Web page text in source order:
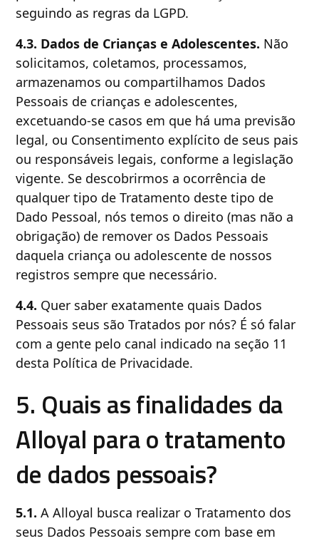
seguindo as regras da LGPD.
4.3. Dados de Crianças e Adolescentes. Não
solicitamos, coletamos, processamos,
armazenamos ou compartilhamos Dados
Pessoais de crianças e adolescentes,
excetuando-se casos em que há uma previsão
legal, ou Consentimento explícito de seus pais
ou responsáveis legais, conforme a legislação
vigente. Se descobrirmos a ocorrência de
qualquer tipo de Tratamento deste tipo de
Dado Pessoal, nós temos o direito (mas não a
obrigação) de remover os Dados Pessoais
daquela criança ou adolescente de nossos
registros sempre que necessário.
4.4. Quer saber exatamente quais Dados
Pessoais seus são Tratados por nós? É só falar
com a gente pelo canal indicado na seção 11
desta Política de Privacidade.
5. Quais as finalidades da
Alloyal para o tratamento
de dados pessoais?
5.1.A Alloyal busca realizar o Tratamento dos
seus Dados Pessoais sempre com base em